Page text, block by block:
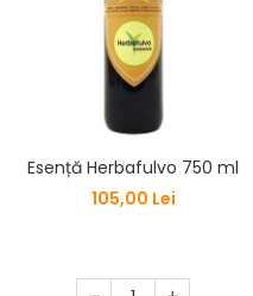
Esență Herbafulvo 750 ml
105,00 Lei